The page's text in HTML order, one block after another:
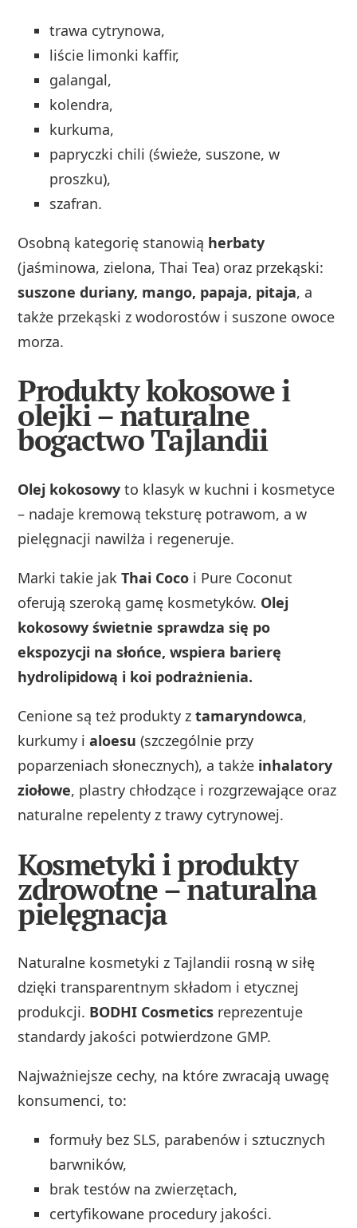
trawa cytrynowa,
liście limonki kaffir,
galangal,
kolendra,
kurkuma,
papryczki chili (świeże, suszone, w
proszku),
szafran.
Osobną kategorię stanowią herbaty
(jaśminowa, zielona, Thai Tea) oraz przekąski:
suszone duriany, mango, papaja, pitaja, a
także przekąski z wodorostów i suszone owoce
morza.
Produkty kokosowe i
olejki – naturalne
bogactwo Tajlandii
Olej kokosowy to klasyk w kuchni i kosmetyce
– nadaje kremową teksturę potrawom, a w
pielęgnacji nawilża i regeneruje.
Marki takie jakThai Coco i Pure Coconut
oferują szeroką gamę kosmetyków. Olej
kokosowy świetnie sprawdza się po
ekspozycji na słońce, wspiera barierę
hydrolipidową i koi podrażnienia.
Cenione są też produkty ztamaryndowca,
kurkumy ialoesu (szczególnie przy
poparzeniach słonecznych), a także inhalatory
ziołowe, plastry chłodzące i rozgrzewające oraz
naturalne repelenty z trawy cytrynowej.
Kosmetyki i produkty
zdrowotne – naturalna
pielęgnacja
Naturalne kosmetyki z Tajlandii rosną w siłę
dzięki transparentnym składom i etycznej
produkcji. BODHI Cosmetics reprezentuje
standardy jakości potwierdzone GMP.
Najważniejsze cechy, na które zwracają uwagę
konsumenci, to:
formuły bez SLS, parabenów i sztucznych
barwników,
brak testów na zwierzętach,
certyfikowane procedury jakości.